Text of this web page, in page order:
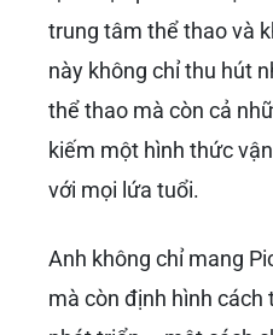
xuyên xuất hiện
chia sẻ về
ích và sức hấp dẫn
Sự hiện diện của
biết đến rộng rãi
nghiệp.